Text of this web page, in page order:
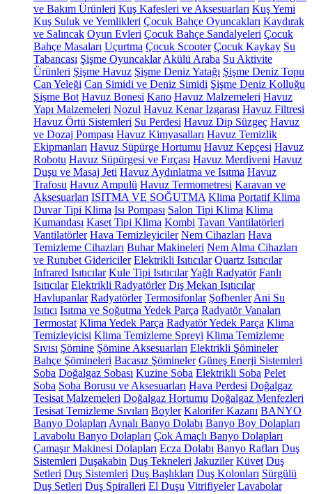
ve Bakım Ürünleri Kuş Kafesleri ve Aksesuarları Kuş Yemi
Kuş Suluk ve Yemlikleri Çocuk Bahçe Oyuncakları Kaydırak
ve Salıncak Oyun Evleri Çocuk Bahçe Sandalyeleri Çocuk
Bahçe Masaları Uçurtma Çocuk Scooter Çocuk Kaykay Su
Tabancası Şişme Oyuncaklar Akülü Araba Su Aktivite
Ürünleri Şişme Havuz Şişme Deniz Yatağı Şişme Deniz Topu
Can Yeleği Can Simidi ve Deniz Simidi Şişme Deniz Kolluğu
Şişme Bot Havuz Bonesi Kano Havuz Malzemeleri Havuz
Yapı Malzemeleri Nozul Havuz Kenar Izgarası Havuz Filtresi
Havuz Örtü Sistemleri Su Perdesi Havuz Dip Süzgeç Havuz
ve Dozaj Pompası Havuz Kimyasalları Havuz Temizlik
Ekipmanları Havuz Süpürge Hortumu Havuz Kepçesi Havuz
Robotu Havuz Süpürgesi ve Fırçası Havuz Merdiveni Havuz
Duşu ve Masaj Jeti Havuz Aydınlatma ve Isıtma Havuz
Trafosu Havuz Ampulü Havuz Termometresi Karavan ve
Aksesuarları ISITMA VE SOĞUTMA Klima Portatif Klima
Duvar Tipi Klima Isı Pompası Salon Tipi Klima Klima
Kumandası Kaset Tipi Klima Kombi Tavan Vantilatörleri
Vantilatörler Hava Temizleyiciler Nem Cihazları Hava
Temizleme Cihazları Buhar Makineleri Nem Alma Cihazları
ve Rutubet Gidericiler Elektrikli Isıtıcılar Quartz Isıtıcılar
Infrared Isıtıcılar Kule Tipi IsıtıcılarYağlı Radyatör Fanlı
Isıtıcılar Elektrikli Radyatörler Dış Mekan Isıtıcılar
Havlupanlar Radyatörler Termosifonlar Şofbenler Ani Su
Isıtıcı Isıtma ve Soğutma Yedek Parça Radyatör Vanaları
Termostat Klima Yedek Parça Radyatör Yedek Parça Klima
Temizleyicisi Klima Temizleme Spreyi Klima Temizleme
Sıvısı Şömine Şömine Aksesuarları Elektrikli Şömineler
Bahçe Şömineleri Bacasız Şömineler Güneş Enerji Sistemleri
Soba Doğalgaz Sobası Kuzine Soba Elektrikli Soba Pelet
Soba Soba Borusu ve Aksesuarları Hava Perdesi Doğalgaz
Tesisat Malzemeleri Doğalgaz Hortumu Doğalgaz Menfezleri
Tesisat Temizleme Sıvıları Boyler Kalorifer Kazanı BANYO
Banyo Dolapları Aynalı Banyo Dolabı Banyo Boy Dolapları
Lavabolu Banyo Dolapları Çok Amaçlı Banyo Dolapları
Çamaşır Makinesi Dolapları Ecza Dolabı Banyo Rafları Duş
Sistemleri Duşakabin Duş Tekneleri Jakuziler Küvet Duş
Setleri Duş Sistemleri Duş Başlıkları Duş Kolonları Sürgülü
Duş Setleri Duş Spiralleri El Duşu Vitrifiyeler Lavabolar